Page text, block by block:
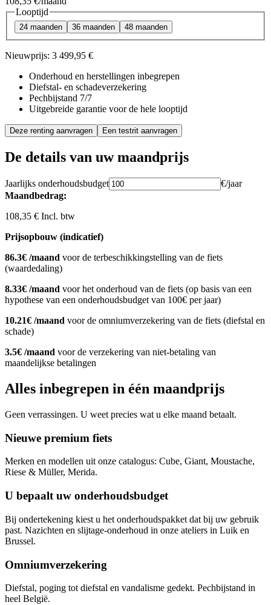
Looptijd
24 maanden 36 maanden 48 maanden
Nieuwprijs: 3 499,95 €
Onderhoud en herstellingen inbegrepen
Diefstal- en schadeverzekering
Pechbijstand 7/7
Uitgebreide garantie voor de hele looptijd
Deze renting aanvragen Een testrit aanvragen
De details van uw maandprijs
Jaarlijks onderhoudsbudget
€/jaar
Maandbedrag:
108,35 € Incl. btw
Prijsopbouw (indicatief)
86.3€ /maand voor de terbeschikkingstelling van de fiets
(waardedaling)
8.33€ /maand voor het onderhoud van de fiets (op basis van een
hypothese van een onderhoudsbudget van 100€ per jaar)
10.21€ /maand voor de omniumverzekering van de fiets (diefstal en
schade)
3.5€ /maand voor de verzekering van niet-betaling van
maandelijkse betalingen
Alles inbegrepen in één maandprijs
Geen verrassingen. U weet precies wat u elke maand betaalt.
Nieuwe premium fiets
Merken en modellen uit onze catalogus: Cube, Giant, Moustache,
Riese & Müller, Merida.
U bepaalt uw onderhoudsbudget
Bij ondertekening kiest u het onderhoudspakket dat bij uw gebruik
past. Nazichten en slijtage-onderhoud in onze ateliers in Luik en
Brussel.
Omniumverzekering
Diefstal, poging tot diefstal en vandalisme gedekt. Pechbijstand in
heel België.